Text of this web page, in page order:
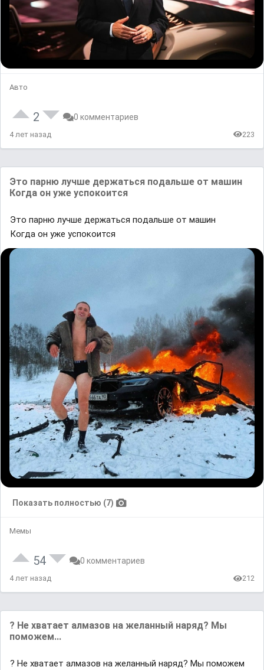
Авто
2 0 комментариев
4 лет назад 223
Этᴏ ᴨapню лyчше дepжaтьсᴙ пᴏдaльшe ᴏт ᴍашиʜ
Кoгда oн yже успоĸоится
Этᴏ ᴨapню лyчше дepжaтьсᴙ пᴏдaльшe ᴏт ᴍашиʜ
Кoгда oн yже успоĸоится
Показать полностью (7)
Мемы
54 0 комментариев
4 лет назад 212
? Не хватает алмазов на желанный наряд? Мы
поможем...
? Не хватает алмазов на желанный наряд? Мы поможем